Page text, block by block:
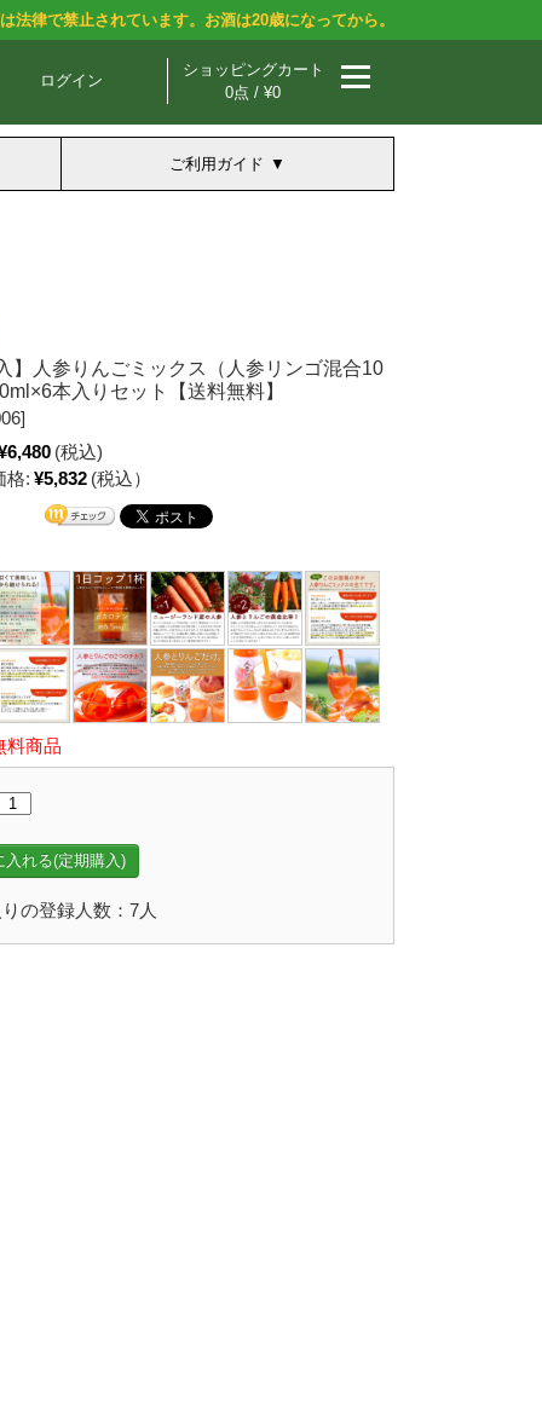
法律で禁止されています。お酒は20歳になってから。
ログイン
ショッピングカート
0点 / ¥0
ご利用ガイド
】人参りんごミックス（人参リンゴ混合10
本入りセット【送料無料】
(税込)
格: ¥5,832 (税込）
料商品
入れる(定期購入)
の登録人数：7人